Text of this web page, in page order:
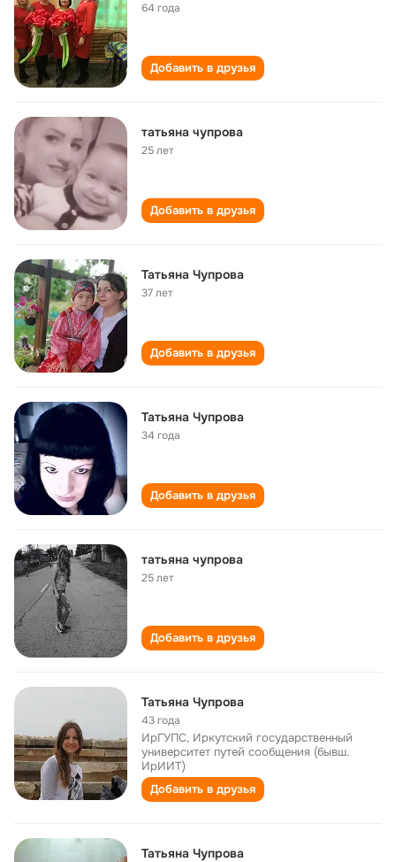
64 года
Добавить в друзья
татьяна чупрова
25 лет
Добавить в друзья
Татьяна Чупрова
37 лет
Добавить в друзья
Татьяна Чупрова
34 года
Добавить в друзья
татьяна чупрова
25 лет
Добавить в друзья
Татьяна Чупрова
43 года
ИрГУПС, Иркутский государственный
университет путей сообщения (бывш.
ИрИИТ)
Добавить в друзья
Татьяна Чупрова